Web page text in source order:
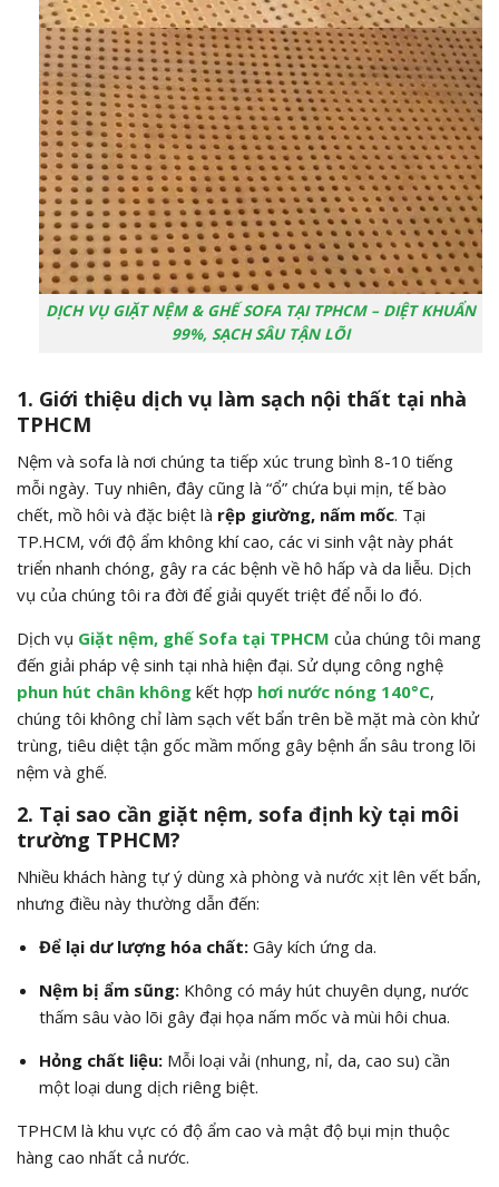
DỊCH VỤ GIẶT NỆM & GHẾ SOFA TẠI TPHCM – DIỆT KHUẨN
99%, SẠCH SÂU TẬN LÕI
1. Giới thiệu dịch vụ làm sạch nội thất tại nhà
TPHCM
Nệm và sofa là nơi chúng ta tiếp xúc trung bình 8-10 tiếng
mỗi ngày. Tuy nhiên, đây cũng là “ổ” chứa bụi mịn, tế bào
chết, mồ hôi và đặc biệt là rệp giường, nấm mốc. Tại
TP.HCM, với độ ẩm không khí cao, các vi sinh vật này phát
triển nhanh chóng, gây ra các bệnh về hô hấp và da liễu. Dịch
vụ của chúng tôi ra đời để giải quyết triệt để nỗi lo đó.
Dịch vụ Giặt nệm, ghế Sofa tại TPHCM của chúng tôi mang
đến giải pháp vệ sinh tại nhà hiện đại. Sử dụng công nghệ
phun hút chân không kết hợp hơi nước nóng 140°C,
chúng tôi không chỉ làm sạch vết bẩn trên bề mặt mà còn khử
trùng, tiêu diệt tận gốc mầm mống gây bệnh ẩn sâu trong lõi
nệm và ghế.
2. Tại sao cần giặt nệm, sofa định kỳ tại môi
trường TPHCM?
Nhiều khách hàng tự ý dùng xà phòng và nước xịt lên vết bẩn,
nhưng điều này thường dẫn đến:
Để lại dư lượng hóa chất:Gây kích ứng da.
Nệm bị ẩm sũng:Không có máy hút chuyên dụng, nước
thấm sâu vào lõi gây đại họa nấm mốc và mùi hôi chua.
Hỏng chất liệu:Mỗi loại vải (nhung, nỉ, da, cao su) cần
một loại dung dịch riêng biệt.
TPHCM là khu vực có độ ẩm cao và mật độ bụi mịn thuộc
hàng cao nhất cả nước.